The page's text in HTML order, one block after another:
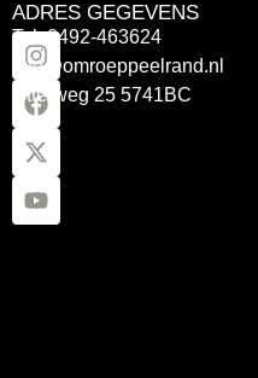
ADRES GEGEVENS
Tel: 0492-463624
info@omroeppeelrand.nl
Otterweg 25 5741BC